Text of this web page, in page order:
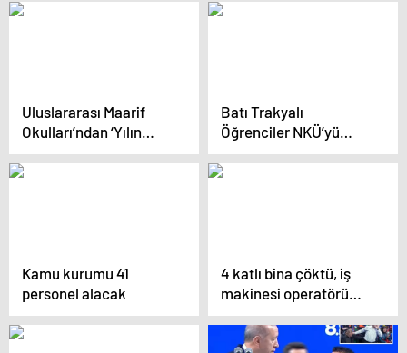
Uluslararası Maarif
Okulları’ndan ‘Yılın
Kareleri’ Oylaması
Batı Trakyalı
Öğrenciler NKÜ’yü
Ziyaret Etti
Kamu kurumu 41
personel alacak
4 katlı bina çöktü, iş
makinesi operatörü
enkaz altında